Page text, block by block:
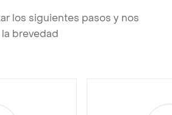
los siguientes pasos y nos
brevedad